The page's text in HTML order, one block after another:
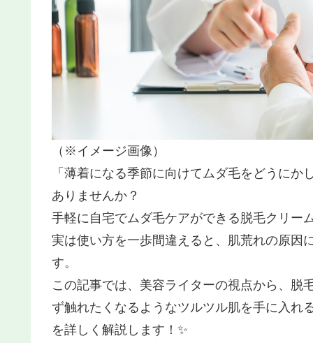
（※イメージ画像）
「薄着になる季節に向けてムダ毛をどうに
ありませんか？
手軽に自宅でムダ毛ケアができる脱毛クリー
実は使い方を一歩間違えると、肌荒れの原因
す。
この記事では、美容ライターの視点から、脱
ず触れたくなるようなツルツル肌を手に入れ
を詳しく解説します！✨